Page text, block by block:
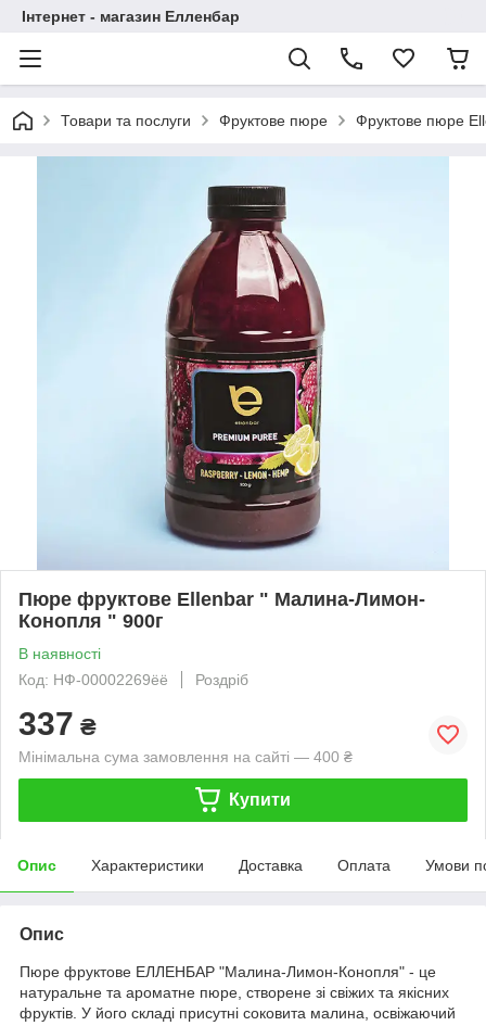
Інтернет - магазин Елленбар
Товари та послуги Фруктове пюре Фруктове пюре
Пюре фруктове Ellenbar " Малина-Лимон-
Конопля " 900г
В наявності
Код: НФ-00002269ёё
Роздріб
337 ₴
Мінімальна сума замовлення на сайті — 400 ₴
Купити
Опис Характеристики Доставка Оплата Умови
Опис
Пюре фруктове ЕЛЛЕНБАР "Малина-Лимон-Конопля" - це
натуральне та ароматне пюре, створене зі свіжих та якісних
фруктів. У його складі присутні соковита малина, освіжаючий